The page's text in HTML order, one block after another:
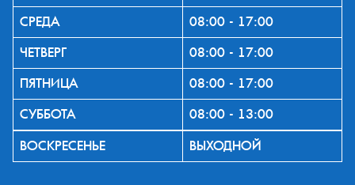
СРЕДА
08:00 - 17:00
ЧЕТВЕРГ
08:00 - 17:00
ПЯТНИЦА
08:00 - 17:00
СУББОТА
08:00 - 13:00
ВОСКРЕСЕНЬЕ
ВЫХОДНОЙ